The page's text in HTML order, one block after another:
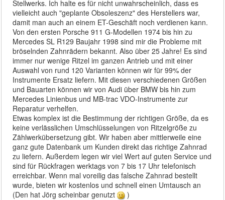
Stellwerks. Ich halte es für nicht unwahrscheinlich, dass es
vielleicht auch "geplante Obsoleszenz" des Herstellers war,
damit man auch an einem ET-Geschäft noch verdienen kann.
Von den ersten Porsche 911 G-Modellen 1974 bis hin zu
Mercedes SL R129 Baujahr 1998 sind mir die Probleme mit
bröselnden Zahnrädern bekannt. Also über 25 Jahre! Es sind
immer nur wenige Ritzel im ganzen Antrieb und mit einer
Auswahl von rund 120 Varianten können wir für 99% der
Instrumente Ersatz liefern. Mit diesen verschiedenen Größen
und Bauarten können wir von Audi über BMW bis hin zum
Mercedes Linienbus und MB-trac VDO-Instrumente zur
Reparatur verhelfen.
Etwas komplex ist die Bestimmung der richtigen Größe, da es
keine verlässlichen Umschlüsselungen von Ritzelgröße zu
Zählwerkübersetzung gibt. Wir haben aber mittlerweile eine
ganz gute Datenbank um Kunden direkt das richtige Zahnrad
zu liefern. Außerdem legen wir viel Wert auf guten Service und
sind für Rückfragen werktags von 7 bis 17 Uhr telefonisch
erreichbar. Wenn mal voreilig das falsche Zahnrad bestellt
wurde, bieten wir kostenlos und schnell einen Umtausch an
(Den hat Jörg scheinbar genutzt
)